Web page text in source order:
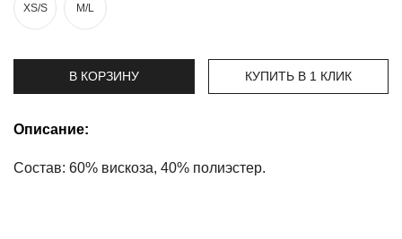
Топы
и
Нижнее
белье
Женские
XS/S M/L
В КОРЗИНУ КУПИТЬ В 1 КЛИК
Описание:
Состав: 60% вискоза, 40% полиэстер.